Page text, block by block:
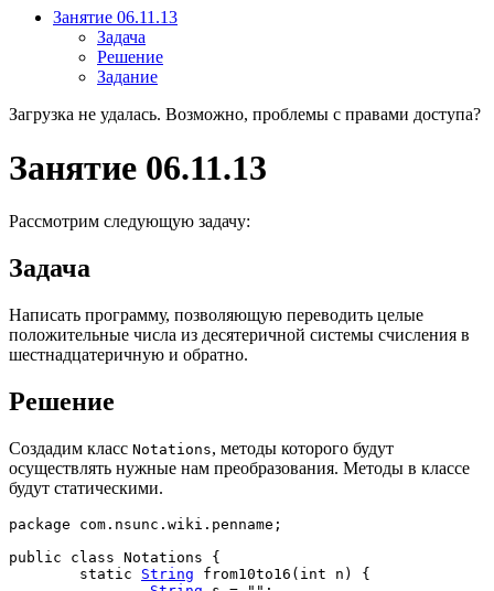
Занятие 06.11.13
Задача
Решение
Задание
Загрузка не удалась. Возможно, проблемы с правами доступа?
Занятие 06.11.13
Рассмотрим следующую задачу:
Задача
Написать программу, позволяющую переводить целые
положительные числа из десятеричной системы счисления в
шестнадцатеричную и обратно.
Решение
Создадим класс Notations, методы которого будут
осуществлять нужные нам преобразования. Методы в классе
будут статическими.
package com.nsunc.wiki.penname ;
public
class Notations {
static
String from10to16 ( int n )
{